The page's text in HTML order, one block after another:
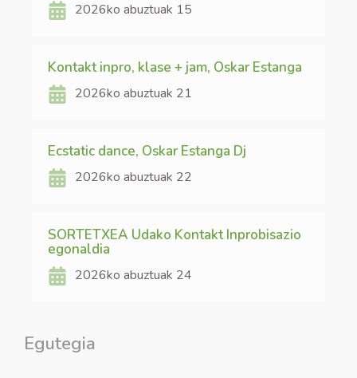
2026ko abuztuak 15
Kontakt inpro, klase + jam, Oskar Estanga
2026ko abuztuak 21
Ecstatic dance, Oskar Estanga Dj
2026ko abuztuak 22
SORTETXEA Udako Kontakt Inprobisazio
egonaldia
2026ko abuztuak 24
Egutegia